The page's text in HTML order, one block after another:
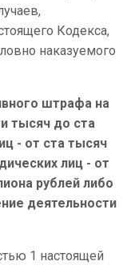
Кодекса,
наказуемого
штрафа на
тысяч до ста
- от ста тысяч
лиц - от
рублей либо
деятельности
1 настоящей